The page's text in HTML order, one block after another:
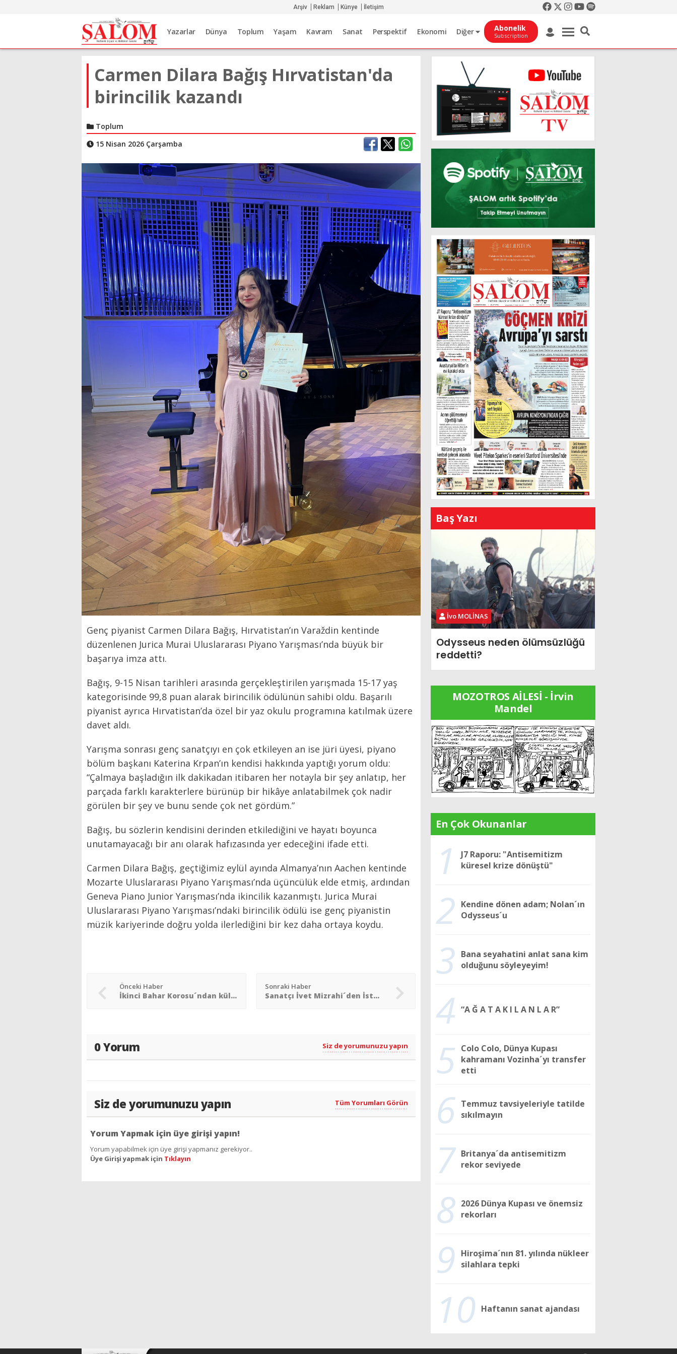
Arşiv Reklam Künye İletişim
Yazarlar Dünya Toplum Yaşam Kavram Sanat Perspektif Ekonomi Diğer Abonelik
Subscription
Carmen Dilara Bağış Hırvatistan'da
birincilik kazandı
Toplum
15 Nisan 2026 Çarşamba
Genç piyanist Carmen Dilara Bağış, Hırvatistan’ın Varaždin kentinde
düzenlenen Jurica Murai Uluslararası Piyano Yarışması’nda büyük bir
başarıya imza attı.
Bağış, 9-15 Nisan tarihleri arasında gerçekleştirilen yarışmada 15-17 yaş
kategorisinde 99,8 puan alarak birincilik ödülünün sahibi oldu. Başarılı
piyanist ayrıca Hırvatistan’da özel bir yaz okulu programına katılmak üzere
davet aldı.
Yarışma sonrası genç sanatçıyı en çok etkileyen an ise jüri üyesi, piyano
bölüm başkanı Katerina Krpan’ın kendisi hakkında yaptığı yorum oldu:
“Çalmaya başladığın ilk dakikadan itibaren her notayla bir şey anlatıp, her
parçada farklı karakterlere bürünüp bir hikâye anlatabilmek çok nadir
görülen bir şey ve bunu sende çok net gördüm.”
Bağış, bu sözlerin kendisini derinden etkilediğini ve hayatı boyunca
unutamayacağı bir anı olarak hafızasında yer edeceğini ifade etti.
Carmen Dilara Bağış, geçtiğimiz eylül ayında Almanya’nın Aachen kentinde
Mozarte Uluslararası Piyano Yarışması’nda üçüncülük elde etmiş, ardından
Geneva Piano Junior Yarışması’nda ikincilik kazanmıştı. Jurica Murai
Uluslararası Piyano Yarışması’ndaki birincilik ödülü ise genç piyanistin
müzik kariyerinde doğru yolda ilerlediğini bir kez daha ortaya koydu.
Önceki Haber
İkinci Bahar Korosu´ndan kültürlerarası müzik yolculuğu
Sonraki Haber
Sanatçı İvet Mizrahi´den İstanbul´da pop-up sergi
0 Yorum Siz de yorumunuzu yapın
Siz de yorumunuzu yapın Tüm Yorumları Görün
Yorum Yapmak için üye girişi yapın!
Yorum yapabilmek için üye girişi yapmanız gerekiyor..
Üye Girişi yapmak için Tıklayın
Baş Yazı
İvo MOLİNAS
Odysseus neden ölümsüzlüğü
reddetti?
MOZOTROS AİLESİ - İrvin
Mandel
En Çok Okunanlar
1
J7 Raporu: "Antisemitizm
küresel krize dönüştü"
2 Kendine dönen adam; Nolan´ın
Odysseus´u
3 Bana seyahatini anlat sana kim
olduğunu söyleyeyim!
4 “A Ğ A T A K I L A N L A R”
5 Colo Colo, Dünya Kupası
kahramanı Vozinha´yı transfer
etti
6 Temmuz tavsiyeleriyle tatilde
sıkılmayın
7 Britanya´da antisemitizm
rekor seviyede
8 2026 Dünya Kupası ve önemsiz
rekorları
9
Hiroşima´nın 81. yılında nükleer
silahlara tepki
10 Haftanın sanat ajandası